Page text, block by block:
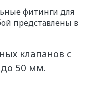
фитинги для
представлены в
клапанов с
50 мм.